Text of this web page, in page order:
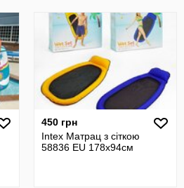
450 грн
Intex Матрац з сіткою
58836 EU 178х94см